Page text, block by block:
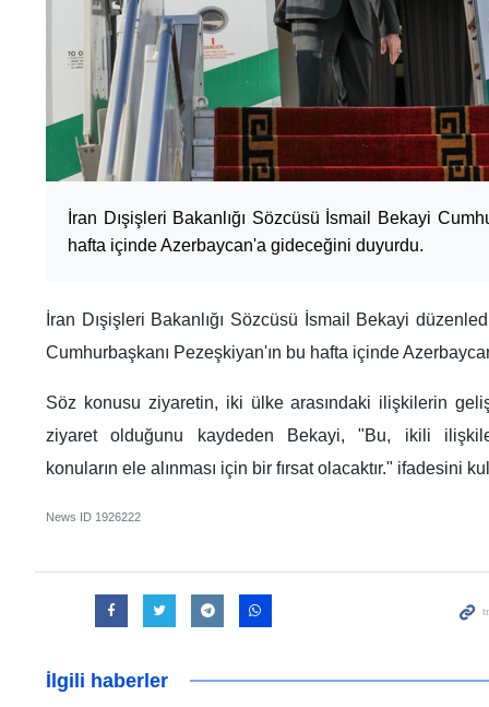
İran Dışişleri Bakanlığı Sözcüsü İsmail Bekayi
hafta içinde Azerbaycan'a gideceğini duyurdu.
İran Dışişleri Bakanlığı Sözcüsü İsmail Bekayi
Cumhurbaşkanı Pezeşkiyan'ın bu hafta içinde
Söz konusu ziyaretin, iki ülke arasındaki ilişkilerin
ziyaret olduğunu kaydeden Bekayi, "Bu, ikili
konuların ele alınması için bir fırsat olacaktır." ifadesini
News ID 1926222
İlgili haberler